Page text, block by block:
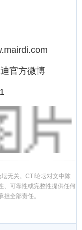
官方微博
坛无关。CTI论坛对文中陈
、可靠性或完整性提供任何
全部责任。